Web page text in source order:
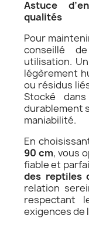
Astuce
qualités
Pour
conseillé
utilisation.
légèrement
ou résidus
Stocké
durablement
maniabilité.
En
90 cm, vous
fiable et
des reptiles
relation
respectant
exigences de